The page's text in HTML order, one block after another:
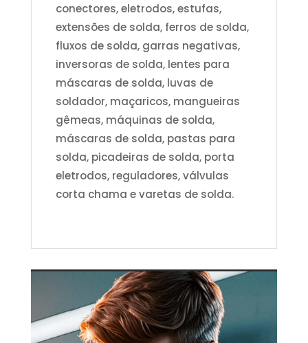
conectores, eletrodos, estufas,
extensões de solda, ferros de solda,
fluxos de solda, garras negativas,
inversoras de solda, lentes para
máscaras de solda, luvas de
soldador, maçaricos, mangueiras
gêmeas, máquinas de solda,
máscaras de solda, pastas para
solda, picadeiras de solda, porta
eletrodos, reguladores, válvulas
corta chama e varetas de solda.